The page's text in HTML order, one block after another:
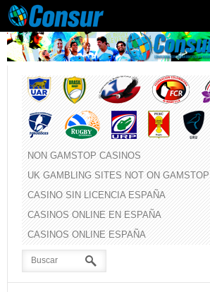
NON GAMSTOP CASINOS
UK GAMBLING SITES NOT ON GAMSTOP
CASINO SIN LICENCIA ESPAÑA
CASINOS ONLINE EN ESPAÑA
CASINOS ONLINE ESPAÑA